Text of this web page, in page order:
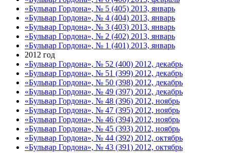
«Бульвар Гордона», № 5 (405) 2013, январь
«Бульвар Гордона», № 4 (404) 2013, январь
«Бульвар Гордона», № 3 (403) 2013, январь
«Бульвар Гордона», № 2 (402) 2013, январь
«Бульвар Гордона», № 1 (401) 2013, январь
2012 год
«Бульвар Гордона», № 52 (400) 2012, декабрь
«Бульвар Гордона», № 51 (399) 2012, декабрь
«Бульвар Гордона», № 50 (398) 2012, декабрь
«Бульвар Гордона», № 49 (397) 2012, декабрь
«Бульвар Гордона», № 48 (396) 2012, ноябрь
«Бульвар Гордона», № 47 (395) 2012, ноябрь
«Бульвар Гордона», № 46 (394) 2012, ноябрь
«Бульвар Гордона», № 45 (393) 2012, ноябрь
«Бульвар Гордона», № 44 (392) 2012, октябрь
«Бульвар Гордона», № 43 (391) 2012, октябрь